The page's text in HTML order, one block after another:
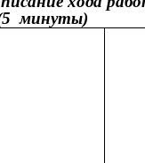
(5 минуты)